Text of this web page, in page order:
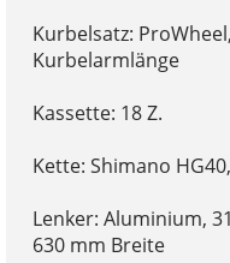
Kurbelsatz:
Kurbelarmlänge
Kassette: 18 Z.
Kette: Shimano
Lenker: Aluminium,
630 mm Breite